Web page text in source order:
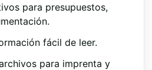
para presupuestos,
fácil de leer.
para imprenta y